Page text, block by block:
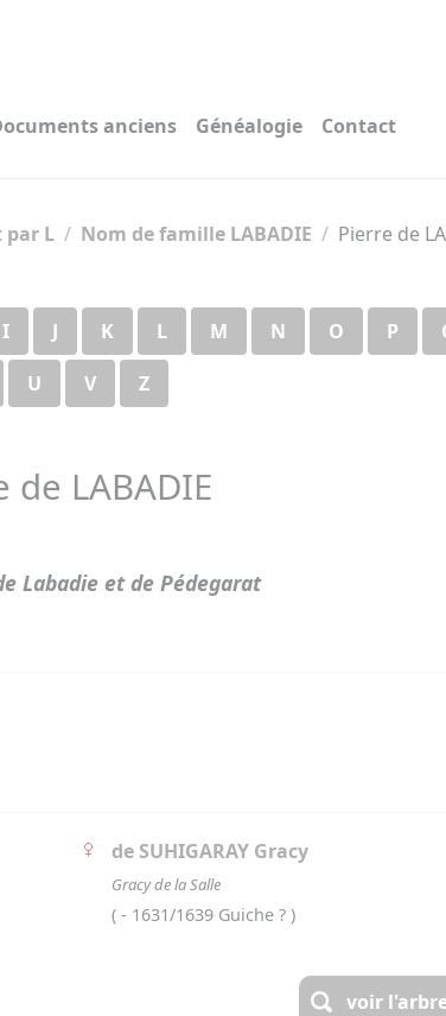
anciens Généalogie Contact
par L Nom de famille LABADIE Pierre de
I J K L M N O P
U V Z
de LABADIE
Labadie et de Pédegarat
de SUHIGARAY Gracy
Gracy de la Salle
( - 1631/1639 Guiche ? )
voir